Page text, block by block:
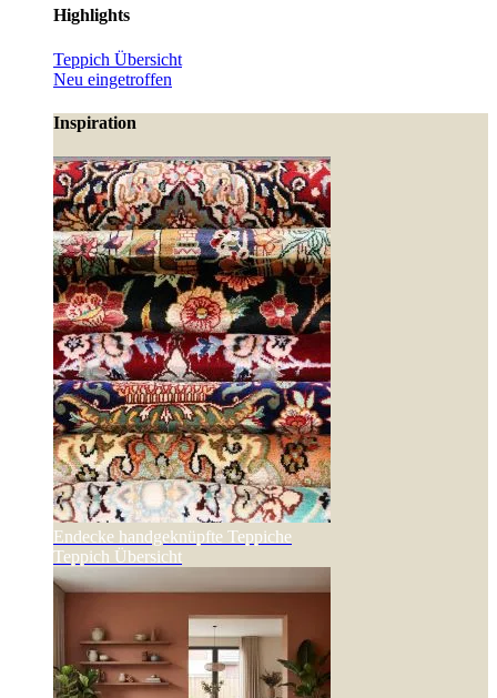
Highlights
Teppich Übersicht
Neu eingetroffen
Inspiration
Endecke handgeknüpfte Teppiche
Teppich Übersicht